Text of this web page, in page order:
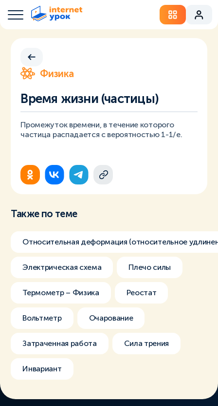
Физика
Время жизни (частицы)
Промежуток времени, в течение которого
частица распадается с вероятностью 1-1/e.
Также по теме
Относительная деформация (относительное
Электрическая схема Плечо силы
Термометр – Физика Реостат
Вольтметр Очарование
Затраченная работа Сила трения
Инвариант